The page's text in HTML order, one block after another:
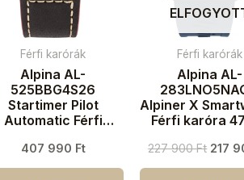
Férfi karórák
Alpina AL-
525BBG4S26
Startimer Pilot
Automatic Férfi
407 990 Ft
Férfi karórák
Alpina AL-
Alpiner X
Férfi karóra
227 900Ft 217